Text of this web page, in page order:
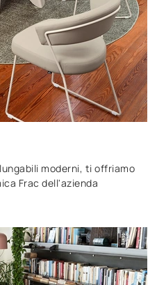
moderni, ti offriamo
Frac dell'azienda